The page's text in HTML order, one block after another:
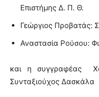
Επιστήμης Δ. Π. Θ.
Γεώργιος Προβατάς:
Αναστασία Ρούσου:
και η συγγραφέας
Συνταξιούχος Δασκάλα